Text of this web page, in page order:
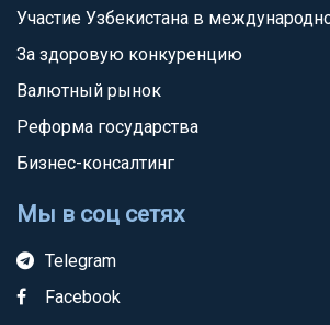
Участие Узбекистана в
За здоровую конкуренцию
Валютный рынок
Реформа государства
Бизнес-консалтинг
Мы в соц сетях
Telegram
Facebook